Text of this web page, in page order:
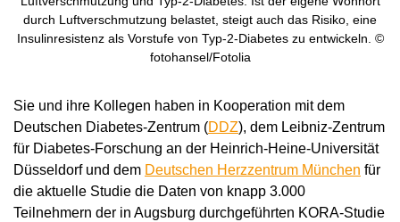
durch Luftverschmutzung belastet, steigt auch das Risiko, eine
Insulinresistenz als Vorstufe von Typ-2-Diabetes zu entwickeln. ©
fotohansel/Fotolia
Sie und ihre Kollegen haben in Kooperation mit dem
Deutschen Diabetes-Zentrum (DDZ), dem Leibniz-Zentrum
für Diabetes-Forschung an der Heinrich-Heine-Universität
Düsseldorf und dem Deutschen Herzzentrum München für
die aktuelle Studie die Daten von knapp 3.000
Teilnehmern der in Augsburg durchgeführten KORA-Studie